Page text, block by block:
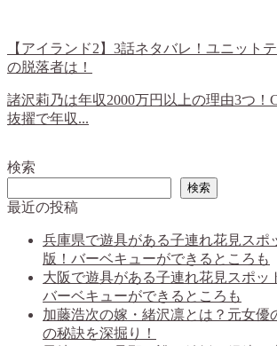
【アイランド2】3話ネタバレ！ユニット
の脱落者は！
諸沢莉乃は年収2000万円以上の理由3つ！
抜擢で年収...
検索
検索
最近の投稿
兵庫県で遊具がある子連れ花見スポ
版！バーベキューができるところも
大阪で遊具がある子連れ花見スポッ
バーベキューができるところも
加藤浩次の嫁・緒沢凛とは？元女優
の秘訣を深掘り！